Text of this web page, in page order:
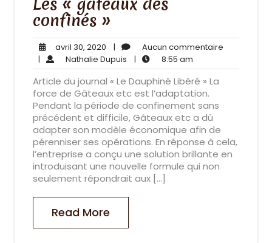
confinés »
avril 30, 2020 avril
30,
2020
| Aucun commentaire
| Nathalie Dupuis Nathalie
Dupuis
| 8:55 am
am
Article du journal « Le Dauphiné Libéré » La
force de Gâteaux etc est l’adaptation.
Pendant la période de confinement sans
précédent et difficile, Gâteaux etc a dû
adapter son modèle économique afin de
pérenniser ses opérations. En réponse à cela,
l’entreprise a conçu une solution brillante en
introduisant une nouvelle formule qui non
seulement répondrait aux […]
Read More